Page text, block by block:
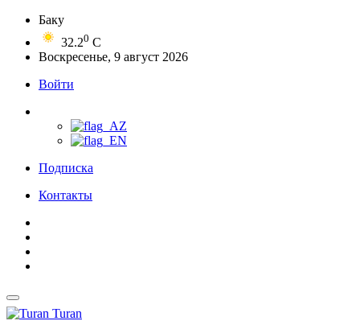
Баку
32.20 C
Воскресенье, 9 август 2026
Войти
Подписка
Контакты
Turan